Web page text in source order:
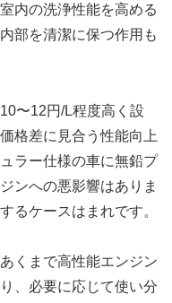
内の洗浄性能を高める
部を清潔に保つ作用も
〜12円/L程度高く設
格差に見合う性能向上
ラー仕様の車に無鉛プ
ンへの悪影響はありま
るケースはまれです。
くまで高性能エンジン
、必要に応じて使い分